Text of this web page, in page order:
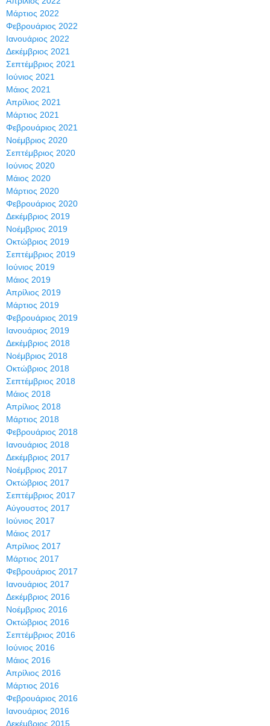
Μάρτιος 2022
Φεβρουάριος 2022
Ιανουάριος 2022
Δεκέμβριος 2021
Σεπτέμβριος 2021
Ιούνιος 2021
Μάιος 2021
Απρίλιος 2021
Μάρτιος 2021
Φεβρουάριος 2021
Νοέμβριος 2020
Σεπτέμβριος 2020
Ιούνιος 2020
Μάιος 2020
Μάρτιος 2020
Φεβρουάριος 2020
Δεκέμβριος 2019
Νοέμβριος 2019
Οκτώβριος 2019
Σεπτέμβριος 2019
Ιούνιος 2019
Μάιος 2019
Απρίλιος 2019
Μάρτιος 2019
Φεβρουάριος 2019
Ιανουάριος 2019
Δεκέμβριος 2018
Νοέμβριος 2018
Οκτώβριος 2018
Σεπτέμβριος 2018
Μάιος 2018
Απρίλιος 2018
Μάρτιος 2018
Φεβρουάριος 2018
Ιανουάριος 2018
Δεκέμβριος 2017
Νοέμβριος 2017
Οκτώβριος 2017
Σεπτέμβριος 2017
Αύγουστος 2017
Ιούνιος 2017
Μάιος 2017
Απρίλιος 2017
Μάρτιος 2017
Φεβρουάριος 2017
Ιανουάριος 2017
Δεκέμβριος 2016
Νοέμβριος 2016
Οκτώβριος 2016
Σεπτέμβριος 2016
Ιούνιος 2016
Μάιος 2016
Απρίλιος 2016
Μάρτιος 2016
Φεβρουάριος 2016
Ιανουάριος 2016
Δεκέμβριος 2015